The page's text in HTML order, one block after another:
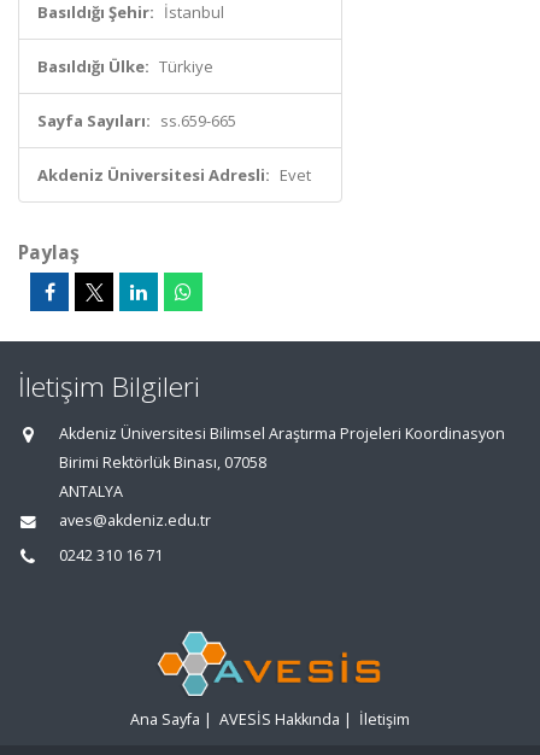
Basıldığı Şehir: İstanbul
Basıldığı Ülke: Türkiye
Sayfa Sayıları: ss.659-665
Akdeniz Üniversitesi Adresli: Evet
Paylaş
İletişim Bilgileri
Akdeniz Üniversitesi Bilimsel Araştırma Projeleri Koordinasyon
Birimi Rektörlük Binası, 07058
ANTALYA
aves@akdeniz.edu.tr
0242 310 16 71
Ana Sayfa | AVESİS Hakkında | İletişim